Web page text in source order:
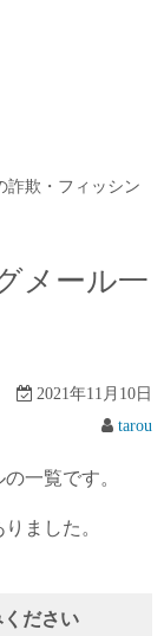
詐欺・フィッシン
メール一
2021年11月10日
tarou
一覧です。
ました。
ださい